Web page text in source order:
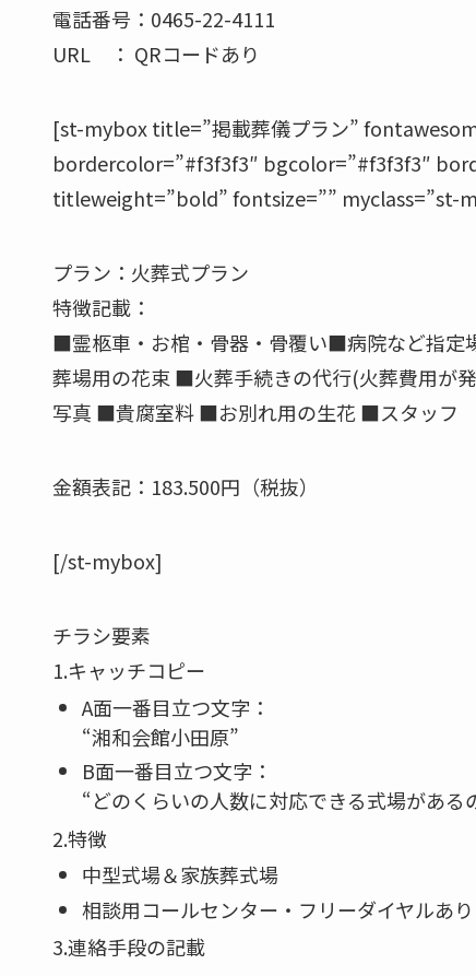
電話番号：0465-22-4111
URL ： QRコードあり
[st-mybox title=”掲載葬儀プラン”
bordercolor=”#f3f3f3″ bgcolor=”#f3f3f3″
titleweight=”bold” fontsize=”” myclass=”st-
プラン：火葬式プラン
特徴記載：
■霊柩車・お棺・骨器・骨覆い■病院など指
葬場用の花束 ■火葬手続きの代行(火葬費用が
写真 ■貴腐室料 ■お別れ用の生花 ■スタッフ
金額表記：183.500円（税抜）
[/st-mybox]
チラシ要素
1.キャッチコピー
A面一番目立つ文字：
“湘和会館小田原”
B面一番目立つ文字：
“どのくらいの人数に対応できる式場がある
2.特徴
中型式場＆家族葬式場
相談用コールセンター・フリーダイヤルあ
3.連絡手段の記載